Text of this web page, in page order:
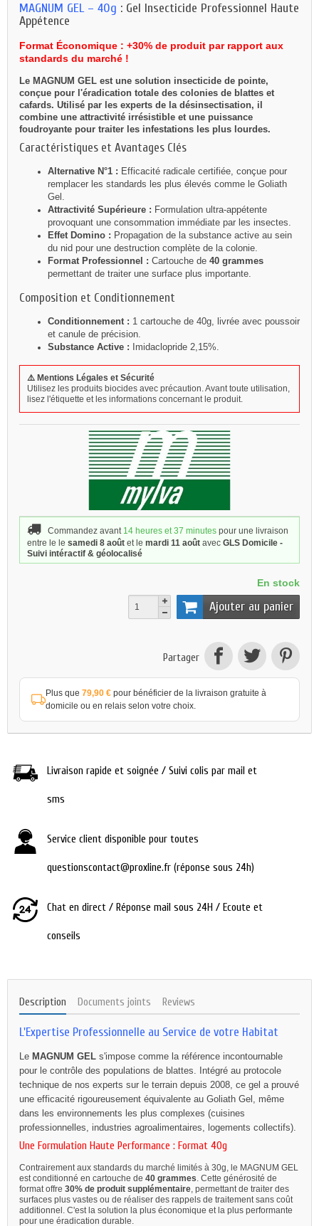
MAGNUM GEL – 40g : Gel Insecticide Professionnel Haute
Appétence
Format Économique : +30% de produit par rapport aux
standards du marché !
Le MAGNUM GEL est une solution insecticide de pointe,
conçue pour l'éradication totale des colonies de blattes et
cafards. Utilisé par les experts de la désinsectisation, il
combine une attractivité irrésistible et une puissance
foudroyante pour traiter les infestations les plus lourdes.
Caractéristiques et Avantages Clés
Alternative N°1 : Efficacité radicale certifiée, conçue pour
remplacer les standards les plus élevés comme le Goliath
Gel.
Attractivité Supérieure : Formulation ultra-appétente
provoquant une consommation immédiate par les insectes.
Effet Domino : Propagation de la substance active au sein
du nid pour une destruction complète de la colonie.
Format Professionnel : Cartouche de 40 grammes
permettant de traiter une surface plus importante.
Composition et Conditionnement
Conditionnement : 1 cartouche de 40g, livrée avec poussoir
et canule de précision.
Substance Active : Imidaclopride 2,15%.
⚠️ Mentions Légales et Sécurité
Utilisez les produits biocides avec précaution. Avant toute utilisation,
lisez l'étiquette et les informations concernant le produit.
Commandez avant 14 heures et 37 minutes pour une livraison
entre le le samedi 8 août et le mardi 11 août avec GLS Domicile -
Suivi intéractif & géolocalisé
En stock
Ajouter au panier
Partager
Plus que 79,90 € pour bénéficier de la livraison gratuite à
domicile ou en relais selon votre choix.
Livraison rapide et soignée / Suivi colis par mail et
sms
Service client disponible pour toutes
questionscontact@proxline.fr (réponse sous 24h)
Chat en direct / Réponse mail sous 24H / Ecoute et
conseils
Description Documents joints Reviews
L'Expertise Professionnelle au Service de votre Habitat
Le MAGNUM GEL s'impose comme la référence incontournable
pour le contrôle des populations de blattes. Intégré au protocole
technique de nos experts sur le terrain depuis 2008, ce gel a prouvé
une efficacité rigoureusement équivalente au Goliath Gel, même
dans les environnements les plus complexes (cuisines
professionnelles, industries agroalimentaires, logements collectifs).
Une Formulation Haute Performance : Format 40g
Contrairement aux standards du marché limités à 30g, le MAGNUM GEL
est conditionné en cartouche de 40 grammes. Cette générosité de
format offre 30% de produit supplémentaire, permettant de traiter des
surfaces plus vastes ou de réaliser des rappels de traitement sans coût
additionnel. C'est la solution la plus économique et la plus performante
pour une éradication durable.